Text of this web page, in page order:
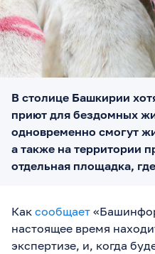
В столице Башкирии
приют для бездомных
одновременно смогут
а также на территории
отдельная площадка,
Как сообщает
настоящее время
экспертизе, и, когда